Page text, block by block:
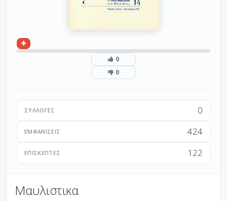
0
0
ΣΥΛΛΟΓΈΣ 0
ΕΜΦΑΝΊΣΕΙΣ 424
ΕΠΙΣΚΈΠΤΕΣ 122
Μαυλιστικα